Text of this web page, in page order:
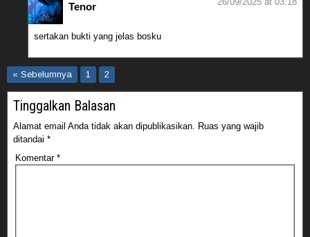
Tenor
sertakan bukti yang jelas bosku
« Sebelumnya 1 2
Tinggalkan Balasan
Alamat email Anda tidak akan dipublikasikan. Ruas yang wajib
ditandai *
Komentar *